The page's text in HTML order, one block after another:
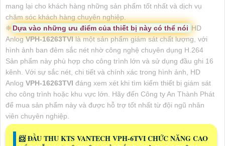
mang lại cho khách hàng những sản phẩm tốt nhất và dịch vụ
chăm sóc khách hàng chuyên nghiệp.
❈ Dựa vào những ưu điểm của thiết bị này có thể nói HD
AnlogVPH-16263TVIlà một sản phẩm giám sát chất lượng, với
hình ảnh ban đêm sắc nét nhờ công nghệ chuyên dụng H.264
Sản phẩm này phù hợp cho công trình lớn và sử dụng đầu ghi 16
kênh. Với sự sắc nét, chi tiết và chính xác trong hình ảnh, HD
Anlog VPH-16263TVI đáng xem xét khi tìm kiếm thiết bị giám sát
cho công trình hoặc khu vực lớn. Hãy đến Công ty An Thành Phát
để mua sản phẩm này và được hỗ trợ tốt nhất từ đội ngũ nhân
viên chuyên nghiệp.
📨 ĐẦU THU KTS VANTECH VPH-6TVI CHỨC NĂNG CAO